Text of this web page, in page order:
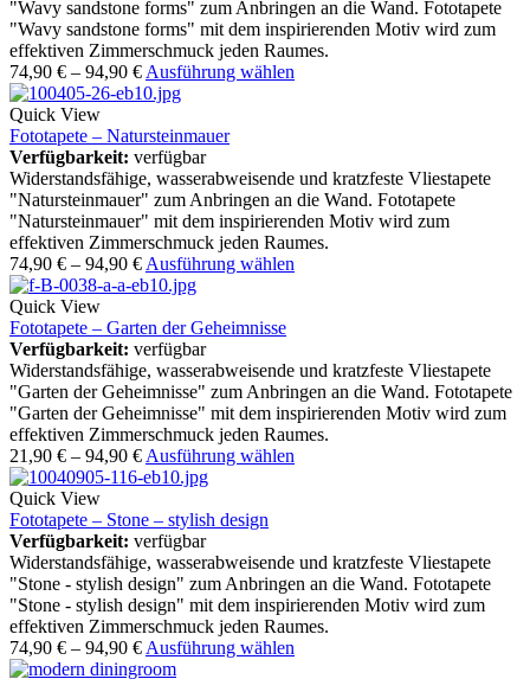
"Wavy sandstone forms" zum Anbringen an die Wand. Fototapete
"Wavy sandstone forms" mit dem inspirierenden Motiv wird zum
effektiven Zimmerschmuck jeden Raumes.
74,90 € – 94,90 € Ausführung wählen
Quick View
Fototapete – Natursteinmauer
Verfügbarkeit: verfügbar
Widerstandsfähige, wasserabweisende und kratzfeste Vliestapete
"Natursteinmauer" zum Anbringen an die Wand. Fototapete
"Natursteinmauer" mit dem inspirierenden Motiv wird zum
effektiven Zimmerschmuck jeden Raumes.
74,90 € – 94,90 € Ausführung wählen
Quick View
Fototapete – Garten der Geheimnisse
Verfügbarkeit: verfügbar
Widerstandsfähige, wasserabweisende und kratzfeste Vliestapete
"Garten der Geheimnisse" zum Anbringen an die Wand. Fototapete
"Garten der Geheimnisse" mit dem inspirierenden Motiv wird zum
effektiven Zimmerschmuck jeden Raumes.
21,90 € – 94,90 € Ausführung wählen
Quick View
Fototapete – Stone – stylish design
Verfügbarkeit: verfügbar
Widerstandsfähige, wasserabweisende und kratzfeste Vliestapete
"Stone - stylish design" zum Anbringen an die Wand. Fototapete
"Stone - stylish design" mit dem inspirierenden Motiv wird zum
effektiven Zimmerschmuck jeden Raumes.
74,90 € – 94,90 € Ausführung wählen